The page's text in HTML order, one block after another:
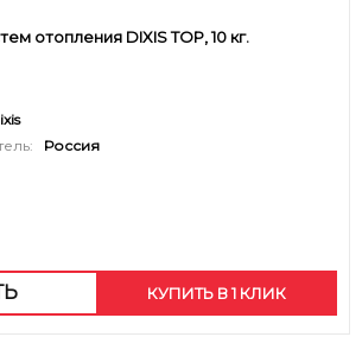
отопления DIXIS TOP, 10 кг.
Россия
КУПИТЬ В 1 КЛИК